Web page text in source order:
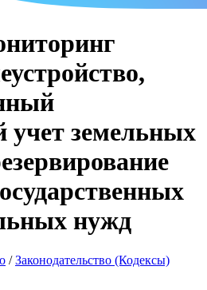
учет земельных
нужд
/Законодательство (Кодексы)